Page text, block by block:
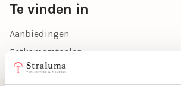
Te vinden in
Aanbiedingen
Eetkamerstoelen